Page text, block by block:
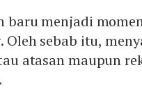
baru menjadi
Oleh sebab itu,
atasan maupun